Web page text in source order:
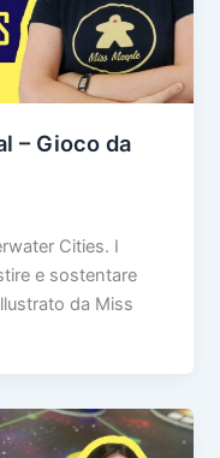
– Gioco da
Cities. I
e sostentare
da Miss